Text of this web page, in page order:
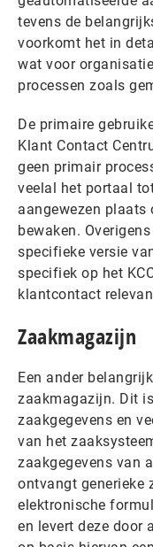
tevens de
voorkomt het in
wat voor
processen zoals
De primaire
Klant Contact
geen primair
veelal het portaal
aangewezen plaats
bewaken.
specifieke versie
specifiek op het
klantcontact
Zaakmagazijn
Een ander
zaakmagazijn. Dit
zaakgegevens en
van het
zaakgegevens van
ontvangt generieke
elektronische
en levert deze door